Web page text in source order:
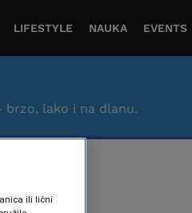
LIFESTYLE NAUKA EVENTS
brzo, lako i na dlanu.
ili lični